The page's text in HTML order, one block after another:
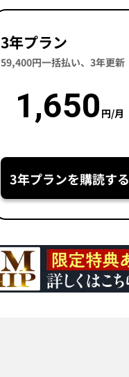
3年プラン
59,400円一括払い、3年更新
1,650 円/月
3年プランを購読する